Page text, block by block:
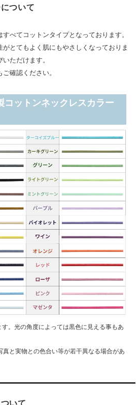
ついて
べてコットンタイプとなっております。
とてもよく肌にもやさしくなっておりま
ただけます。
確認ください。
コットンネックレスカラー
。光の角度によっては黒色に見える事もあ
真と実物との色合い等が若干異なる場合があ
いて